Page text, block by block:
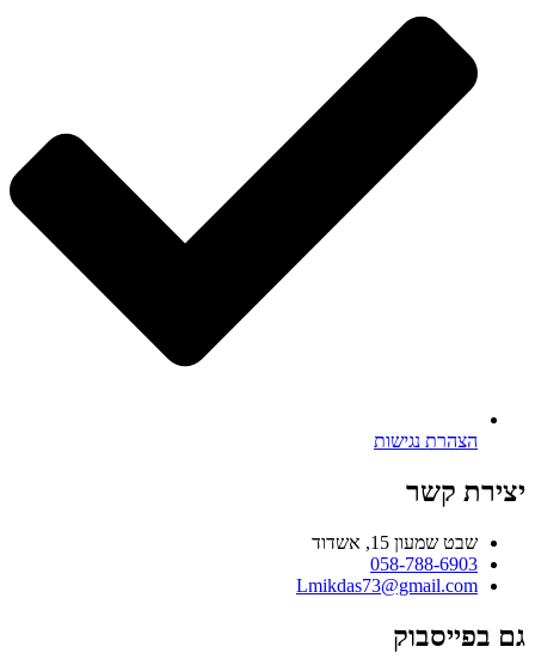
הצהרת נגישות
יצירת קשר
שבט שמעון 15, אשדוד
058-788-6903
Lmikdas73@gmail.com
גם בפייסבוק